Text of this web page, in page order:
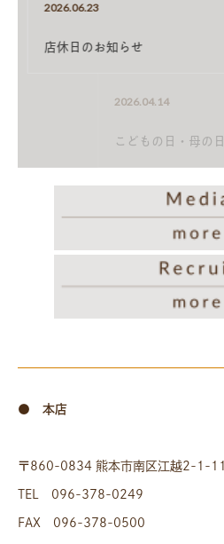
2026.06.23
店休日のお知らせ
こどもの日・母の日2026
● 本店
〒860-0834 熊本市南区江越2-1-11
TEL 096-378-0249
FAX 096-378-0500